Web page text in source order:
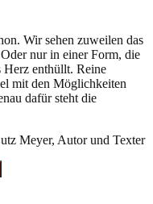
Wir sehen zuweilen das
nur in einer Form, die
Herz enthüllt. Reine
mit den Möglichkeiten
dafür steht die
Meyer, Autor und Texter